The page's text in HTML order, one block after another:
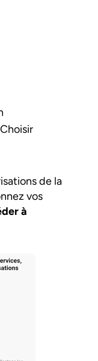
de la
vos
à